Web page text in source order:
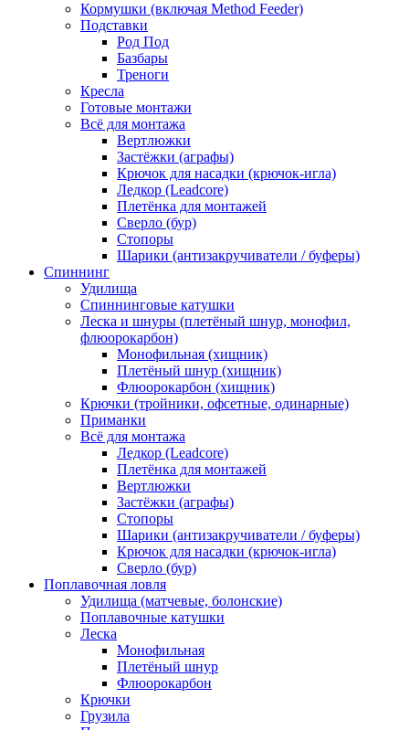
Кормушки (включая Method Feeder)
Подставки
Род Под
Базбары
Треноги
Кресла
Готовые монтажи
Всё для монтажа
Вертлюжки
Застёжки (аграфы)
Крючок для насадки (крючок-игла)
Ледкор (Leadcore)
Плетёнка для монтажей
Сверло (бур)
Стопоры
Шарики (антизакручиватели / буферы)
Спиннинг
Удилища
Спиннинговые катушки
Леска и шнуры (плетёный шнур, монофил,
флюорокарбон)
Монофильная (хищник)
Плетёный шнур (хищник)
Флюорокарбон (хищник)
Крючки (тройники, офсетные, одинарные)
Приманки
Всё для монтажа
Ледкор (Leadcore)
Плетёнка для монтажей
Вертлюжки
Застёжки (аграфы)
Стопоры
Шарики (антизакручиватели / буферы)
Крючок для насадки (крючок-игла)
Сверло (бур)
Поплавочная ловля
Удилища (матчевые, болонские)
Поплавочные катушки
Леска
Монофильная
Плетёный шнур
Флюорокарбон
Крючки
Грузила